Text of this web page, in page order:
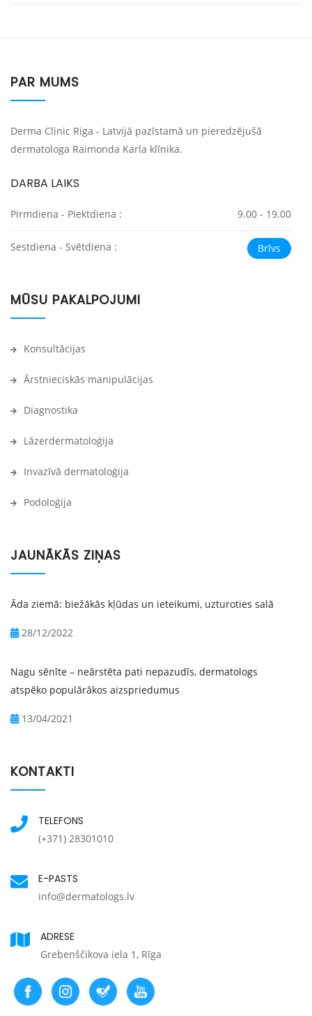
PAR MUMS
Derma Clinic Riga - Latvijā pazīstamā un pieredzējušā
dermatologa Raimonda Karla klīnika.
DARBA LAIKS
Pirmdiena - Piektdiena : 9.00 - 19.00
Sestdiena - Svētdiena : Brīvs
MŪSU PAKALPOJUMI
Konsultācijas
Ārstnieciskās manipulācijas
Diagnostika
Lāzerdermatoloģija
Invazīvā dermatoloģija
Podoloģija
JAUNĀKĀS ZIŅAS
Āda ziemā: biežākās kļūdas un ieteikumi, uzturoties salā
28/12/2022
Nagu sēnīte – neārstēta pati nepazudīs, dermatologs
atspēko populārākos aizspriedumus
13/04/2021
KONTAKTI
TELEFONS
(+371) 28301010
E-PASTS
info@dermatologs.lv
ADRESE
Grebenščikova iela 1, Rīga